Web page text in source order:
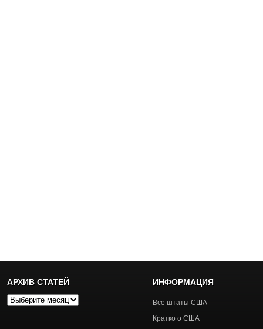
АРХИВ СТАТЕЙ
Архив
ИНФОРМАЦИЯ
Все штаты США
Кратко о США